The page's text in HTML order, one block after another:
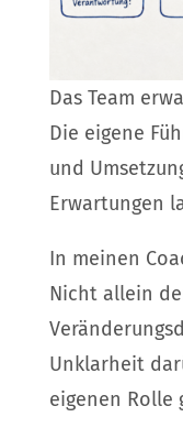
Das Team
Die eigene
und
Erwartungen
In meinen
Nicht allein
Unklarheit
eigenen Rolle